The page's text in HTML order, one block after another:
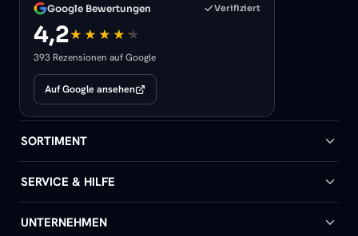
Google Bewertungen Verifiziert
4,2
393 Rezensionen auf Google
Auf Google ansehen
SORTIMENT
Badheizkörper
Handtuchheizkörper
SERVICE & HILFE
Hilfe & Kontakt
UNTERNEHMEN